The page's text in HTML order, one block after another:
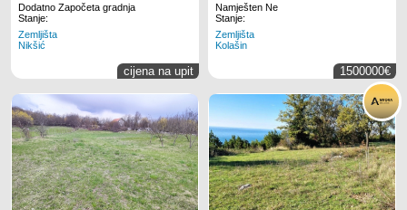
Dodatno Započeta gradnja
Stanje:
Zemljišta
Nikšić
cijena na upit
Namješten Ne
Stanje:
Zemljišta
Kolašin
1500000€